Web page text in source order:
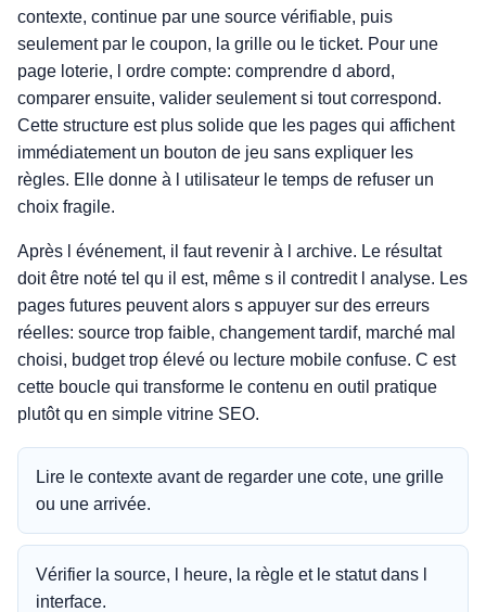
contexte, continue par une source vérifiable, puis
seulement par le coupon, la grille ou le ticket. Pour une
page loterie, l ordre compte: comprendre d abord,
comparer ensuite, valider seulement si tout correspond.
Cette structure est plus solide que les pages qui affichent
immédiatement un bouton de jeu sans expliquer les
règles. Elle donne à l utilisateur le temps de refuser un
choix fragile.
Après l événement, il faut revenir à l archive. Le résultat
doit être noté tel qu il est, même s il contredit l analyse. Les
pages futures peuvent alors s appuyer sur des erreurs
réelles: source trop faible, changement tardif, marché mal
choisi, budget trop élevé ou lecture mobile confuse. C est
cette boucle qui transforme le contenu en outil pratique
plutôt qu en simple vitrine SEO.
Lire le contexte avant de regarder une cote, une grille
ou une arrivée.
Vérifier la source, l heure, la règle et le statut dans l
interface.